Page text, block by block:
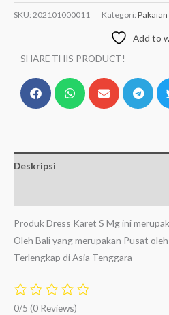
SKU: 202101000011 Kategori: Pakaian
Add to
SHARE THIS PRODUCT!
Deskripsi
Produk Dress Karet S Mg ini
Oleh Bali yang merupakan Pusat
Terlengkap di Asia Tenggara
0/5 (0 Reviews)